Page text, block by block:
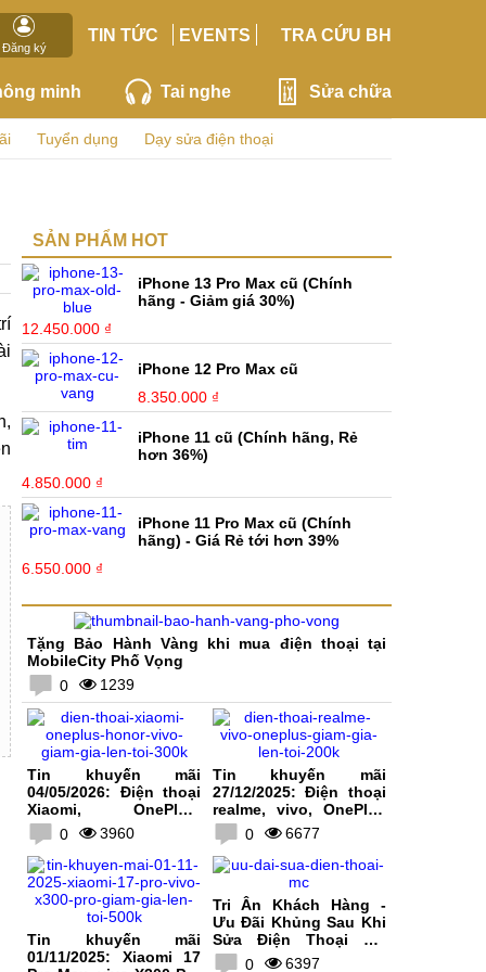
Đăng ký
TIN TỨC EVENTS TRA CỨU BH
minh Tai nghe Sửa chữa
Tuyển dụng Dạy sửa điện thoại
SẢN PHẨM HOT
iPhone 13 Pro Max cũ (Chính
hãng - Giảm giá 30%)
12.450.000 ₫
iPhone 12 Pro Max cũ
8.350.000 ₫
iPhone 11 cũ (Chính hãng, Rẻ
hơn 36%)
4.850.000 ₫
iPhone 11 Pro Max cũ (Chính
hãng) - Giá Rẻ tới hơn 39%
6.550.000 ₫
Tặng Bảo Hành Vàng khi mua điện thoại tại
MobileCity Phố Vọng
0
1239
Tin khuyến mãi
04/05/2026: Điện thoại
Xiaomi, OnePlus,
HONOR, vivo giảm giá
lên tới 300K
0 3960
Tin khuyến mãi
27/12/2025: Điện thoại
realme, vivo, OnePlus
giảm giá lên tới 200K
0 6677
Tin khuyến mãi
01/11/2025: Xiaomi 17
Tri Ân Khách Hàng -
Ưu Đãi Khủng Sau Khi
Sửa Điện Thoại Tại
MobileCity
0 6397